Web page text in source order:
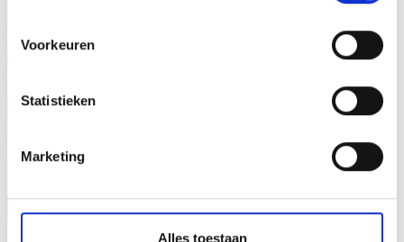
Voorkeuren
Statistieken
Marketing
Alles toestaan